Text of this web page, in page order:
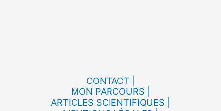
CONTACT |
MON PARCOURS |
ARTICLES SCIENTIFIQUES |